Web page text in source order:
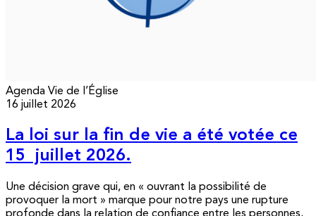
Agenda Vie de l’Église
16 juillet 2026
La loi sur la fin de vie a été votée ce
15 juillet 2026.
Une décision grave qui, en « ouvrant la possibilité de
provoquer la mort » marque pour notre pays une rupture
profonde dans la relation de confiance entre les personnes,